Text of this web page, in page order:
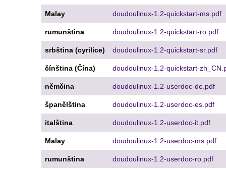
Malay doudoulinux-1.2-quickstart-ms.pdf
rumunština doudoulinux-1.2-quickstart-ro.pdf
srbština (cyrilice) doudoulinux-1.2-quickstart-sr.pdf
čínština (Čína) doudoulinux-1.2-quickstart-
němčina doudoulinux-1.2-userdoc-de.pdf
španělština doudoulinux-1.2-userdoc-es.pdf
italština doudoulinux-1.2-userdoc-it.pdf
Malay doudoulinux-1.2-userdoc-ms.pdf
rumunština doudoulinux-1.2-userdoc-ro.pdf